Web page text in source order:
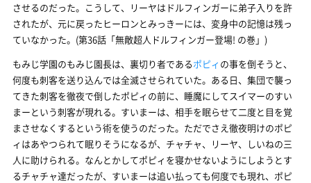
させるのだった。こうして、リーヤはドルフィンガーに弟子入りを許
されたが、元に戻ったヒーロンとみっきーには、変身中の記憶は残っ
ていなかった。(第36話「無敵超人ドルフィンガー登場! の巻」)
もみじ学園のもみじ園長は、裏切り者であるポピィ の事を倒そうと、
何度も刺客を送り込んでは全滅させられていた。ある日、集団で襲っ
てきた刺客を徹夜で倒したポピィの前に、睡魔にしてスイマーのすい
まーという刺客が現れる。すいまーは、相手を眠らせて二度と目を覚
まさせなくするという術を使うのだった。ただでさえ徹夜明けのポピ
ィはあやつられて眠りそうになるが、チャチャ、リーヤ、しいねの三
人に助けられる。なんとかしてポピィを寝かせないようにしようとす
るチャチャ達だったが、すいまーは追い払っても何度でも現れ、ポピ